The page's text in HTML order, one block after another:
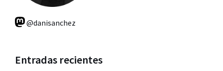
@danisanchez
Entradas recientes